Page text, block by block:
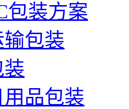
包装方案
包装
品包装